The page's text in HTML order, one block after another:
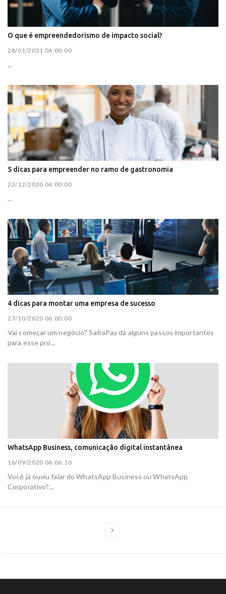
O que é empreendedorismo de impacto social?
28/01/2021 06:00:00
...
5 dicas para empreender no ramo de gastronomia
22/12/2020 06:00:00
...
4 dicas para montar uma empresa de sucesso
27/10/2020 06:00:00
Vai começar um negócio? SafraPay dá alguns passos importantes
para esse pro...
WhatsApp Business, comunicação digital instantânea
16/09/2020 06:06:10
Você já ouviu falar do WhatsApp Business ou WhatsApp
Corporativo?...